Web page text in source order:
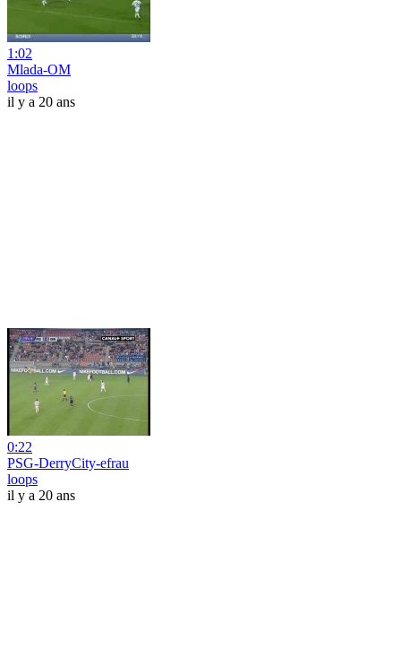
1:02
Mlada-OM
loops
il y a 20 ans
0:22
PSG-DerryCity-efrau
loops
il y a 20 ans